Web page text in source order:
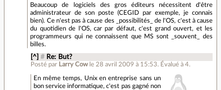
Beaucoup de logiciels des gros éditeurs nécessitent d'être
administrateur de son poste (CEGID par exemple, je connais
bien). Ce n'est pas à cause des _possibilités_ de l'OS, c'est à cause
du quotidien de l'OS, car par défaut, c'est grand ouvert, et les
programmeurs qui ne connaissent que MS sont _souvent_ des
billes.
[^] # Re: But?
Posté par Larry Cow le 28 avril 2009 à 15:53. Évalué à 4.
En même temps, Unix en entreprise sans un
bon service informatique, c'est pas gagné non